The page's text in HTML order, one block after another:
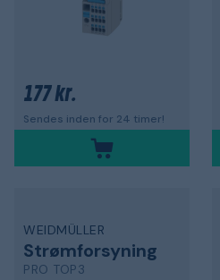
177 kr.
Sendes inden for 24 timer!
WEIDMÜLLER
Strømforsyning
PRO TOP3